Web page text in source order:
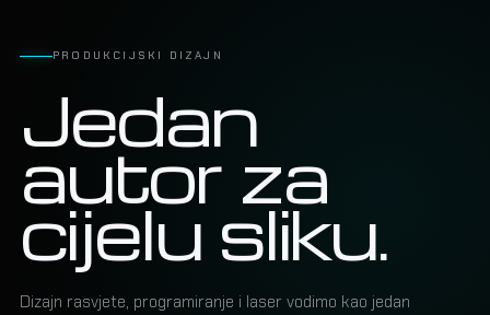
PRODUKCIJSKI DIZAJN
Jedan
autor za
cijelu sliku.
Dizajn rasvjete, programiranje i laser vodimo kao jedan